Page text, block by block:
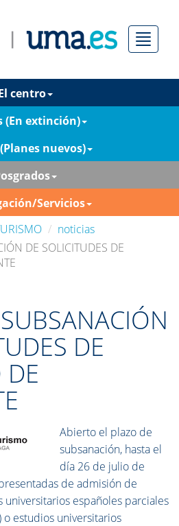
Menú
centro
(En extinción)
nuevos)
Servicios
noticias
DE SOLICITUDES DE
DE
DE
Abierto el plazo de
subsanación, hasta el
día 26 de julio de
de admisión de
universitarios españoles parciales
estudios universitarios